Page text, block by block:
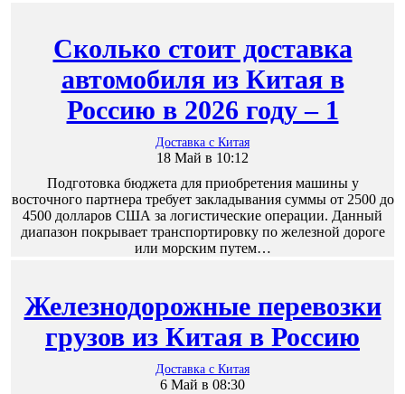
Сколько стоит доставка
автомобиля из Китая в
Россию в 2026 году – 1
Доставка с Китая
18 Май в 10:12
Подготовка бюджета для приобретения машины у
восточного партнера требует закладывания суммы от 2500 до
4500 долларов США за логистические операции. Данный
диапазон покрывает транспортировку по железной дороге
или морским путем…
Железнодорожные перевозки
грузов из Китая в Россию
Доставка с Китая
6 Май в 08:30